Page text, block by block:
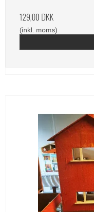
129,00 DKK
(inkl. moms)